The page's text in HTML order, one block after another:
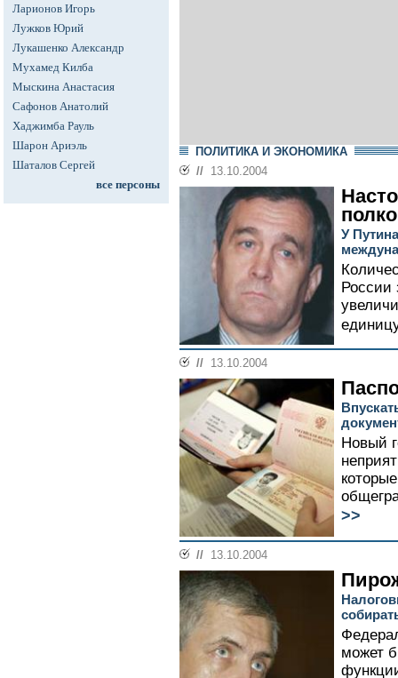
Ларионов Игорь
Лужков Юрий
Лукашенко Александр
Мухамед Килба
Мыскина Анастасия
Сафонов Анатолий
Хаджимба Рауль
Шарон Ариэль
Шаталов Сергей
все персоны
ПОЛИТИКА И ЭКОНОМИКА
// 13.10.2004
У
России
// 13.10.2004
Новый
>>
// 13.10.2004
может